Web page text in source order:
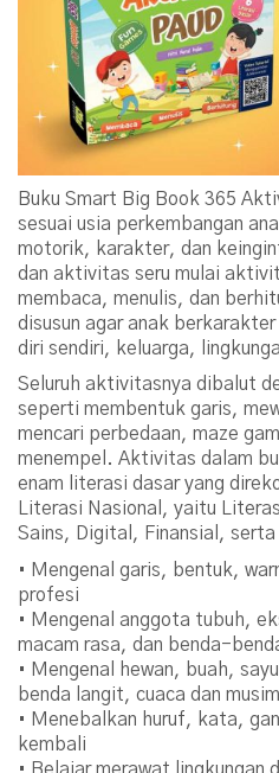
Buku Smart Big Book 365
sesuai usia perkembangan
motorik, karakter, dan
dan aktivitas seru mulai
membaca, menulis, dan
disusun agar anak
diri sendiri, keluarga,
Seluruh aktivitasnya dibalut
seperti membentuk garis,
mencari perbedaan, maze
menempel. Aktivitas dalam
enam literasi dasar yang
Literasi Nasional, yaitu
Sains, Digital, Finansial, serta
• Mengenal garis, bentuk,
profesi
• Mengenal anggota tubuh,
macam rasa, dan benda-
• Mengenal hewan, buah,
benda langit, cuaca dan musim
• Menebalkan huruf, kata,
kembali
• Belajar merawat lingkungan